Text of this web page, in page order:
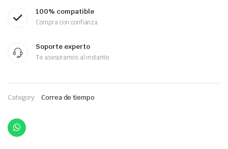
100% compatible
Compra con confianza
Soporte experto
Te asesoramos al instante
Category: Correa de tiempo